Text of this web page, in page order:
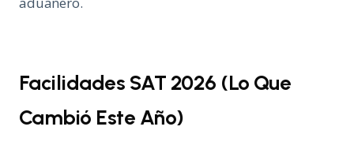
Facilidades SAT 2026 (Lo Que
Cambió Este Año)